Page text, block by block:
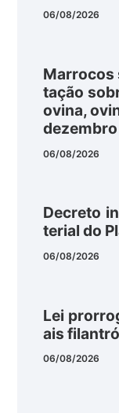
06/08/2026
Marrocos
tação
ovina,
06/08/2026
Decreto
terial do
06/08/2026
Lei
ais
06/08/2026